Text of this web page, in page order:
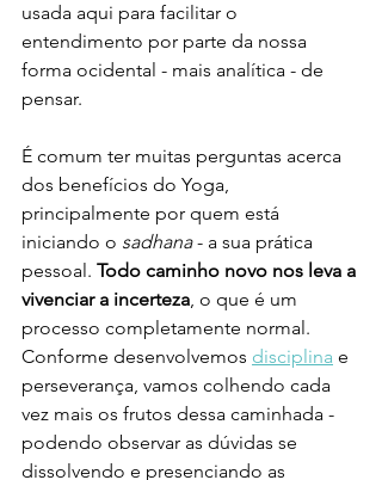
usada aqui para facilitar o
entendimento por parte da nossa
forma ocidental - mais analítica - de
pensar.
É comum ter muitas perguntas acerca
dos benefícios do Yoga,
principalmente por quem está
iniciando o sadhana - a sua prática
pessoal. Todo caminho novo nos leva a
vivenciar a incerteza, o que é um
processo completamente normal.
Conforme desenvolvemos disciplina e
perseverança, vamos colhendo cada
vez mais os frutos dessa caminhada -
podendo observar as dúvidas se
dissolvendo e presenciando as